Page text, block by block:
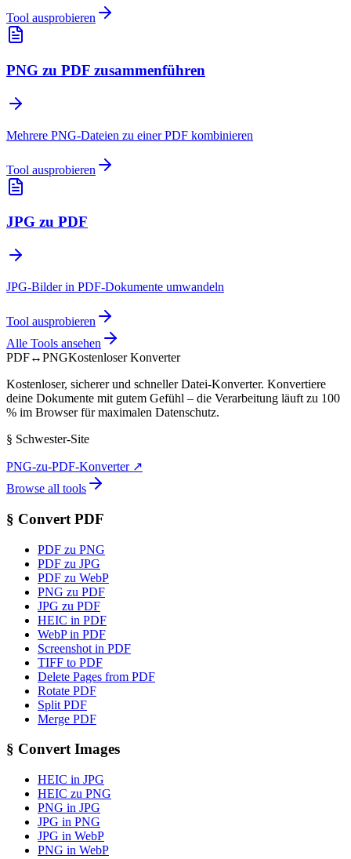
Tool ausprobieren
PNG zu PDF zusammenführen
Mehrere PNG-Dateien zu einer PDF kombinieren
Tool ausprobieren
JPG zu PDF
JPG-Bilder in PDF-Dokumente umwandeln
Tool ausprobieren
Alle Tools ansehen
PDF↔PNGKostenloser Konverter
Kostenloser, sicherer und schneller Datei-Konverter. Konvertiere
deine Dokumente mit gutem Gefühl – die Verarbeitung läuft zu 100
% im Browser für maximalen Datenschutz.
§ Schwester-Site
PNG-zu-PDF-Konverter↗
Browse all tools
§ Convert PDF
PDF zu PNG
PDF zu JPG
PDF zu WebP
PNG zu PDF
JPG zu PDF
HEIC in PDF
WebP in PDF
Screenshot in PDF
TIFF to PDF
Delete Pages from PDF
Rotate PDF
Split PDF
Merge PDF
§ Convert Images
HEIC in JPG
HEIC zu PNG
PNG in JPG
JPG in PNG
JPG in WebP
PNG in WebP